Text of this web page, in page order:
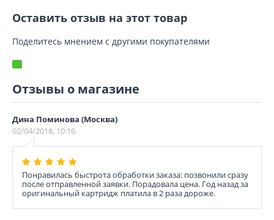
Оставить отзыв на этот товар
Поделитесь мнением с другими покупателями
Отзывы о магазине
Дина Поминова (Москва)
02/04/2018, 10:16
Понравилась быстрота обработки заказа: позвонили сразу
после отправленной заявки. Порадовала цена. Год назад за
оригинальный картридж платила в 2 раза дороже.